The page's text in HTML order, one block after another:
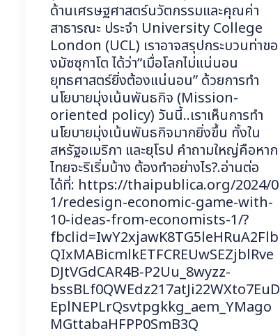
ด้านเศรษฐศาสตร์นวัตกรรมและคุณค่า
สาธารณะ ประจำ University College
London (UCL) เราอาจสรุปกระบวนท่าขอ
งมัซซุกาโต ได้ว่า“เมื่อโลกไม่แน่นอน
ยุทธศาสตร์ยิ่งต้องแน่นอน” ด้วยการทำ
นโยบายมุ่งเน้นพันธกิจ (Mission-
oriented policy) วันนี้..เราเห็นการทำ
นโยบายมุ่งเน้นพันธกิจมากยิ่งขึ้น ทั้งใน
สหรัฐอเมริกา และยุโรป คำถามใหญ่คือหาก
ไทยจะริเริ่มบ้าง ต้องทำอย่างไร?.อ่านต่อ
ได้ที่: https://thaipublica.org/2024/0
1/redesign-economic-game-with-
10-ideas-from-economists-1/?
fbclid=IwY2xjawK8TG5leHRuA2Flb
QIxMABicmlkETFCREUwSEZjblRve
DJtVGdCAR4B-P2Uu_8wyzz-
bssBLf0QWEdz217atJi22WXto7EuD
EplNEPLrQsvtpgkkg_aem_YMago
MGttabaHFPP0SmB3Q